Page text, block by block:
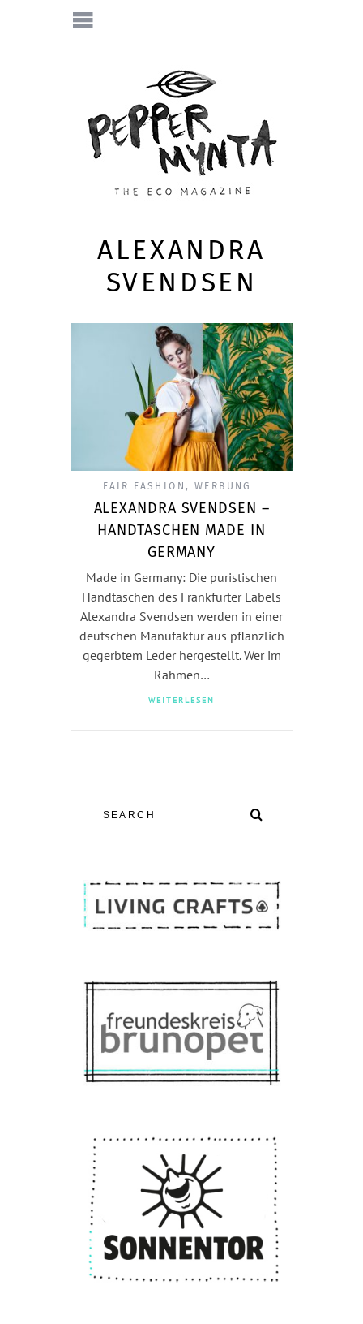
ALEXANDRA
SVENDSEN
FAIR FASHION, WERBUNG
ALEXANDRA SVENDSEN –
HANDTASCHEN MADE IN
GERMANY
Made in Germany: Die puristischen
Handtaschen des Frankfurter Labels
Alexandra Svendsen werden in einer
deutschen Manufaktur aus pflanzlich
gegerbtem Leder hergestellt. Wer im
Rahmen…
WEITERLESEN